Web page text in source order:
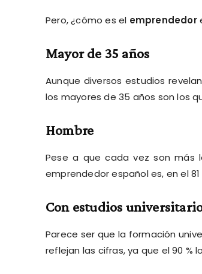
Pero, ¿cómo es el emprendedor
Mayor de 35 años
Aunque diversos estudios
los mayores de 35 años son los
Hombre
Pese a que cada vez son más
emprendedor español es, en el
Con estudios
Parece ser que la formación
reflejan las cifras, ya que el 90